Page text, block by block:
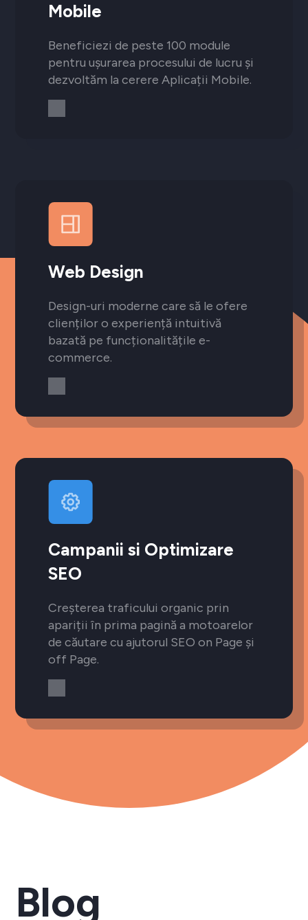
Mobile
Beneficiezi de peste 100 module
pentru ușurarea procesului de lucru și
dezvoltăm la cerere Aplicații Mobile.
Web Design
Design-uri moderne care să le ofere
clienților o experiență intuitivă
bazată pe funcționalitățile e-
commerce.
Campanii si Optimizare
SEO
Creșterea traficului organic prin
apariții în prima pagină a motoarelor
de căutare cu ajutorul SEO on Page și
off Page.
Blog